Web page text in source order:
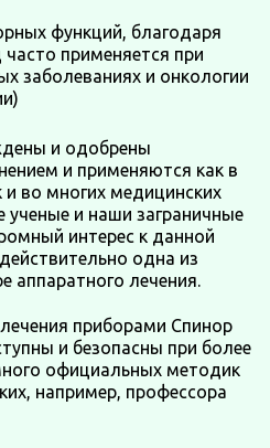
функций, благодаря
применяется при
заболеваниях и онкологии
и одобрены
и применяются как в
во многих медицинских
ученые и наши заграничные
интерес к данной
одна из
аппаратного лечения.
приборами Спинор
и безопасны при более
официальных методик
например, профессора